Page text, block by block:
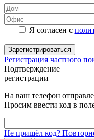
Я согласен с
Зарегистрироваться
Регистрация частного
Подтверждение
регистрации
На ваш телефон
Просим ввести код в
Не пришёл код?